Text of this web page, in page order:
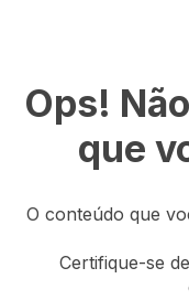
Ops!
que
O conteúdo que
Certifique-se